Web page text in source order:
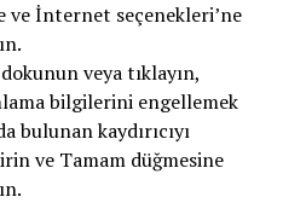
ve İnternet seçenekleri’ne
veya tıklayın,
bilgilerini engellemek
bulunan kaydırıcıyı
ve Tamam düğmesine